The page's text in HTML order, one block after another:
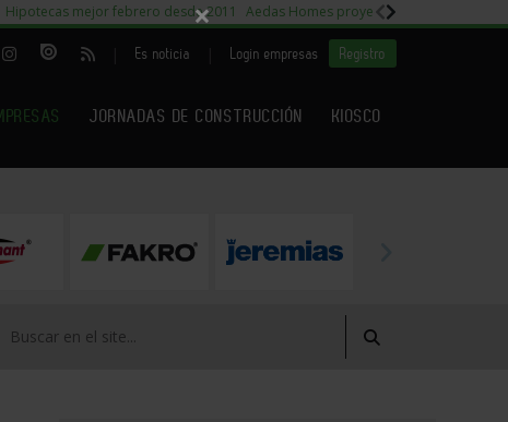
Hipotecas mejor febrero desde 2011 Aedas Homes proyecto Fiora
Es noticia Login empresas Registro
JORNADAS DE CONSTRUCCIÓN KIOSCO
×